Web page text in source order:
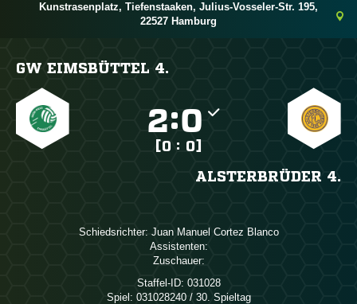
Kunstrasenplatz, Tiefenstaaken, Julius-Vosseler-Str. 195,
22527 Hamburg
GW EIMSBÜTTEL 4.
:
[0 : 0]
ALSTERBRÜDER 4.
Schiedsrichter:    
Assistenten:
Zuschauer:
Staffel-ID: 031028
Spiel: 031028240 / 30. Spieltag